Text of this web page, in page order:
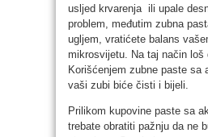
usljed krvarenja ili upale
problem, međutim zubna
ugljem, vratićete balans
mikrosvijetu. Na taj način loš
Korišćenjem zubne paste sa
vaši zubi biće čisti i bijeli.
Prilikom kupovine paste sa
trebate obratiti pažnju da ne